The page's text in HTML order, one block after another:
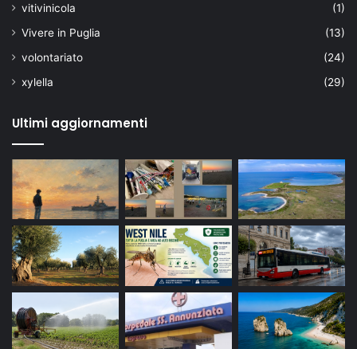
vitivinicola
(1)
Vivere in Puglia
(13)
volontariato
(24)
xylella
(29)
Ultimi aggiornamenti